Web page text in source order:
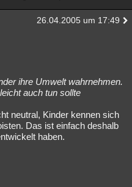
26.04.2005 um 17:49
ihre Umwelt wahrnehmen.
auch tun sollte
neutral, Kinder kennen sich
Das ist einfach deshalb
haben.